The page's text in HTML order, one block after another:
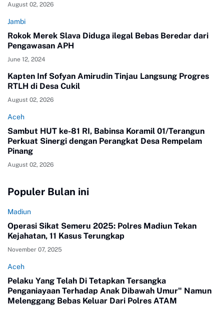
August 02, 2026
Jambi
Rokok Merek Slava Diduga ilegal Bebas Beredar dari
Pengawasan APH
June 12, 2024
Kapten Inf Sofyan Amirudin Tinjau Langsung Progres
RTLH di Desa Cukil
August 02, 2026
Aceh
Sambut HUT ke-81 RI, Babinsa Koramil 01/Terangun
Perkuat Sinergi dengan Perangkat Desa Rempelam
Pinang
August 02, 2026
Populer Bulan ini
Madiun
Operasi Sikat Semeru 2025: Polres Madiun Tekan
Kejahatan, 11 Kasus Terungkap
November 07, 2025
Aceh
Pelaku Yang Telah Di Tetapkan Tersangka
Penganiayaan Terhadap Anak Dibawah Umur" Namun
Melenggang Bebas Keluar Dari Polres ATAM